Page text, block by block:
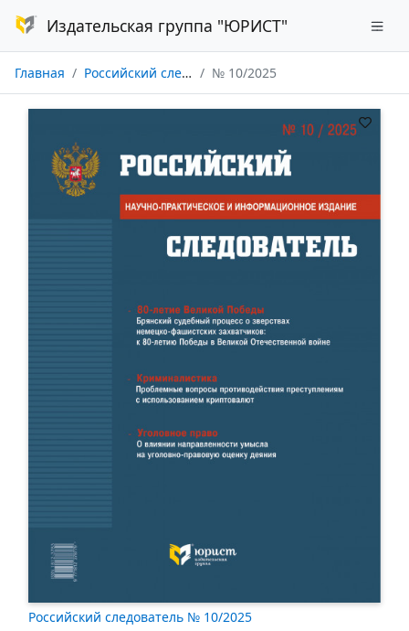
Издательская группа "ЮРИСТ"
Главная Российский следователь № 10/2025
Российский следователь № 10/2025